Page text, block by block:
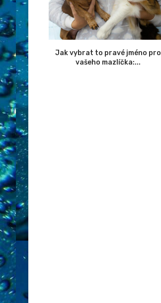
Jak vybrat to pravé jméno pro
vašeho mazlíčka:...